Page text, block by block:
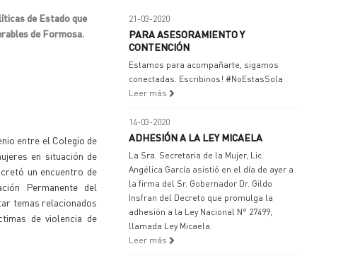
de Estado que
de Formosa.
entre el Colegio de
en situación de
un encuentro de
Permanente del
temas relacionados
de violencia de
21-03-2020
PARA ASESORAMIENTO Y
CONTENCIÓN
Estamos para acompañarte, sigamos
conectadas. Escribinos! #NoEstasSola
Leer más
14-03-2020
ADHESIÓN A LA LEY MICAELA
La Sra. Secretaria de la Mujer, Lic.
Angélica García asistió en el día de ayer a
la firma del Sr. Gobernador Dr. Gildo
Insfran del Decreto que promulga la
adhesión a la Ley Nacional N° 27499,
llamada Ley Micaela.
Leer más